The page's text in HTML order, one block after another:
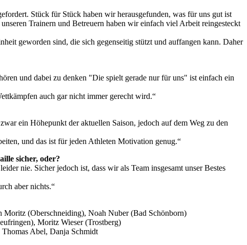
Stück für Stück haben wir herausgefunden, was für uns gut ist
Trainern und Betreuern haben wir einfach viel Arbeit reingesteckt
geworden sind, die sich gegenseitig stützt und auffangen kann. Daher
und dabei zu denken "Die spielt gerade nur für uns" ist einfach ein
auch gar nicht immer gerecht wird.“
ein Höhepunkt der aktuellen Saison, jedoch auf dem Weg zu den
und das ist für jeden Athleten Motivation genug.“
sicher, oder?
nie. Sicher jedoch ist, dass wir als Team insgesamt unser Bestes
aber nichts.“
Moritz (Oberschneiding), Noah Nuber (Bad Schönborn)
Moritz Wieser (Trostberg)
Abel, Danja Schmidt